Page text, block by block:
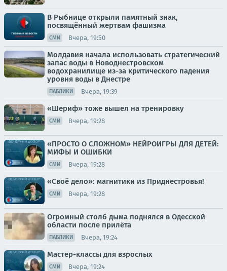
В Рыбнице открыли памятный знак,
посвящённый жертвам фашизма
СМИ Вчера, 19:50
Молдавия начала использовать стратегический
запас воды в Новоднестровском
водохранилище из-за критического падения
уровня воды в Днестре
ПАБЛИКИ Вчера, 19:39
«Шериф» тоже вышел на тренировку
СМИ Вчера, 19:28
«ПРОСТО О СЛОЖНОМ» НЕЙРОИГРЫ ДЛЯ ДЕТЕЙ:
МИФЫ И ОШИБКИ
СМИ Вчера, 19:28
«Своё дело»: магнитики из Приднестровья!
СМИ Вчера, 19:28
Огромный столб дыма поднялся в Одесской
области после прилёта
ПАБЛИКИ Вчера, 19:24
Мастер-классы для взрослых
СМИ Вчера, 19:24